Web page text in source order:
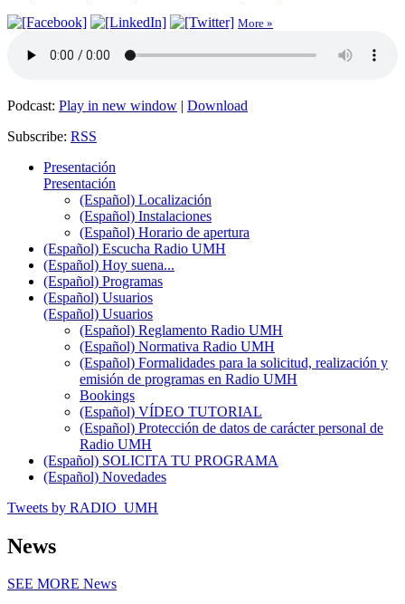
More »
Podcast: Play in new window | Download
Subscribe: RSS
Presentación
Presentación
(Español) Localización
(Español) Instalaciones
(Español) Horario de apertura
(Español) Escucha Radio UMH
(Español) Hoy suena...
(Español) Programas
(Español) Usuarios
(Español) Usuarios
(Español) Reglamento Radio UMH
(Español) Normativa Radio UMH
(Español) Formalidades para la solicitud, realización y
emisión de programas en Radio UMH
Bookings
(Español) VÍDEO TUTORIAL
(Español) Protección de datos de carácter personal de
Radio UMH
(Español) SOLICITA TU PROGRAMA
(Español) Novedades
Tweets by RADIO_UMH
News
SEE MORE News